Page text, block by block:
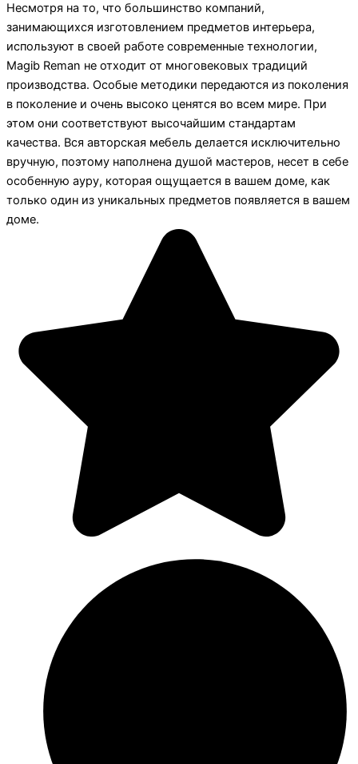
Несмотря на то, что большинство компаний,
занимающихся изготовлением предметов интерьера,
используют в своей работе современные технологии,
Magib Reman не отходит от многовековых традиций
производства. Особые методики передаются из поколения
в поколение и очень высоко ценятся во всем мире. При
этом они соответствуют высочайшим стандартам
качества. Вся авторская мебель делается исключительно
вручную, поэтому наполнена душой мастеров, несет в себе
особенную ауру, которая ощущается в вашем доме, как
только один из уникальных предметов появляется в вашем
доме.